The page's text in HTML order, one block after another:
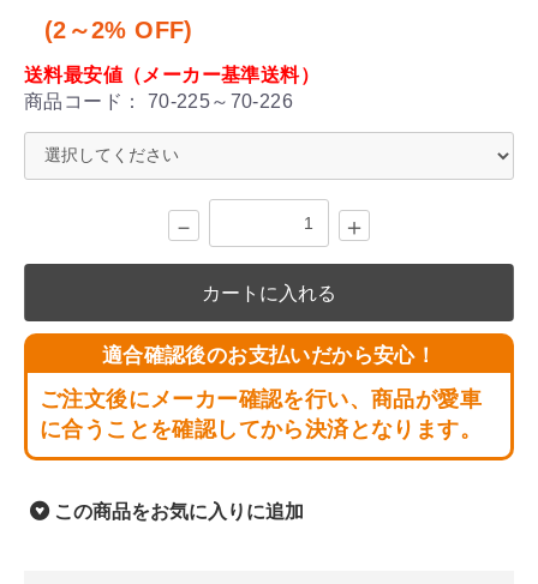
(2～2% OFF)
送料最安値（メーカー基準送料）
商品コード： 70-225～70-226
－ ＋
カートに入れる
適合確認後のお支払いだから安心！
ご注文後にメーカー確認を行い、商品が愛車
に合うことを確認してから決済となります。
この商品をお気に入りに追加